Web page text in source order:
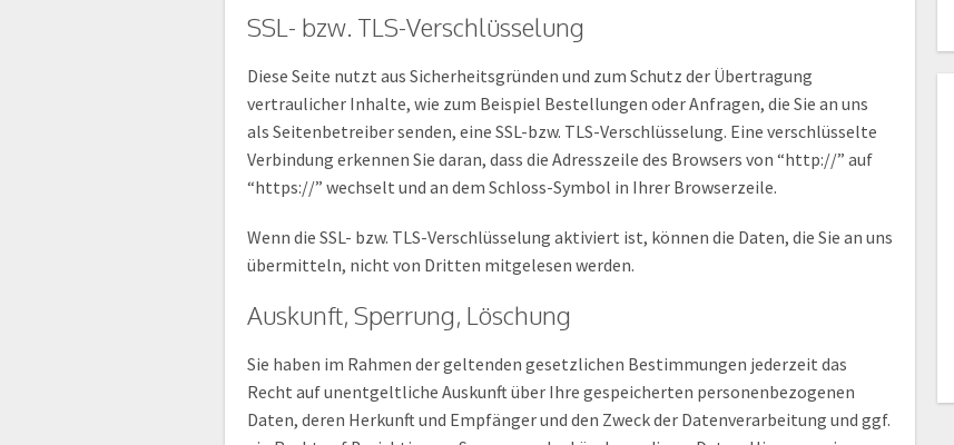
SSL- bzw. TLS-Verschlüsselung
Diese Seite nutzt aus Sicherheitsgründen und zum Schutz der Übertragung
vertraulicher Inhalte, wie zum Beispiel Bestellungen oder Anfragen, die Sie an uns
als Seitenbetreiber senden, eine SSL-bzw. TLS-Verschlüsselung. Eine verschlüsselte
Verbindung erkennen Sie daran, dass die Adresszeile des Browsers von “http://” auf
“https://” wechselt und an dem Schloss-Symbol in Ihrer Browserzeile.
Wenn die SSL- bzw. TLS-Verschlüsselung aktiviert ist, können die Daten, die Sie an uns
übermitteln, nicht von Dritten mitgelesen werden.
Auskunft, Sperrung, Löschung
Sie haben im Rahmen der geltenden gesetzlichen Bestimmungen jederzeit das
Recht auf unentgeltliche Auskunft über Ihre gespeicherten personenbezogenen
Daten, deren Herkunft und Empfänger und den Zweck der Datenverarbeitung und ggf.